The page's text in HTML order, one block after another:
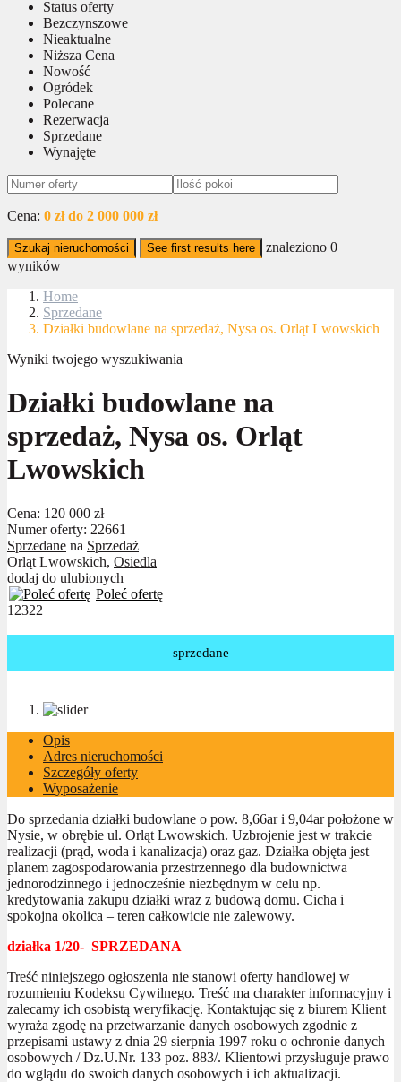
Status oferty
Bezczynszowe
Nieaktualne
Niższa Cena
Nowość
Ogródek
Polecane
Rezerwacja
Sprzedane
Wynajęte
Cena: 0 zł do 2 000 000 zł
Szukaj nieruchomości See first results here znaleziono 0
wyników
Home
Sprzedane
Działki budowlane na sprzedaż, Nysa os. Orląt Lwowskich
Wyniki twojego wyszukiwania
Działki budowlane na
sprzedaż, Nysa os. Orląt
Lwowskich
Cena: 120 000 zł
Numer oferty: 22661
Sprzedane na Sprzedaż
Orląt Lwowskich, Osiedla
dodaj do ulubionych
Poleć ofertę
12322
sprzedane
Opis
Adres nieruchomości
Szczegóły oferty
Wyposażenie
Do sprzedania działki budowlane o pow. 8,66ar i 9,04ar położone w
Nysie, w obrębie ul. Orląt Lwowskich. Uzbrojenie jest w trakcie
realizacji (prąd, woda i kanalizacja) oraz gaz. Działka objęta jest
planem zagospodarowania przestrzennego dla budownictwa
jednorodzinnego i jednocześnie niezbędnym w celu np.
kredytowania zakupu działki wraz z budową domu. Cicha i
spokojna okolica – teren całkowicie nie zalewowy.
działka 1/20- SPRZEDANA
Treść niniejszego ogłoszenia nie stanowi oferty handlowej w
rozumieniu Kodeksu Cywilnego. Treść ma charakter informacyjny i
zalecamy ich osobistą weryfikację. Kontaktując się z biurem Klient
wyraża zgodę na przetwarzanie danych osobowych zgodnie z
przepisami ustawy z dnia 29 sierpnia 1997 roku o ochronie danych
osobowych / Dz.U.Nr. 133 poz. 883/. Klientowi przysługuje prawo
do wglądu do swoich danych osobowych i ich aktualizacji.